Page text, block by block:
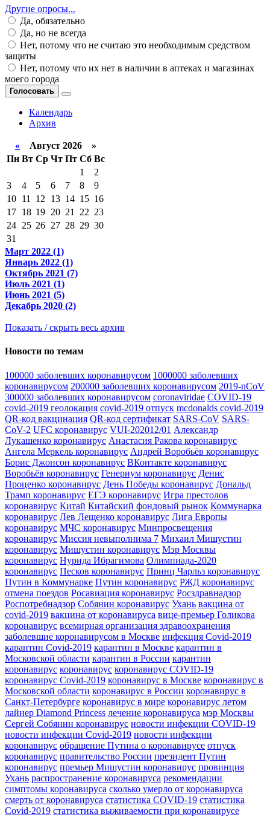
Другие опросы...
Да, обязательно
Да, но не всегда
Нет, потому что не считаю это необходимым средством
защиты
Нет, потому что их нет в наличии в аптеках и магазинах
моего города
Голосовать
Календарь
Архив
« Август 2026 »
Пн Вт Ср Чт Пт Сб Вс
1
2
3
4 5 6 7 8
9
10 11 12 13 14 15 16
17 18 19 20 21 22 23
24 25 26 27 28 29 30
31
Март 2022 (1)
Январь 2022 (1)
Октябрь 2021 (7)
Июль 2021 (1)
Июнь 2021 (5)
Декабрь 2020 (2)
Показать / скрыть весь архив
Новости по темам
100000 заболевших коронавирусом 1000000 заболевших
коронавирусом 200000 заболевших коронавирусом 2019-nCoV
300000 заболевших коронавирусом coronaviridae COVID-19
covid-2019 геолокация covid-2019 отпуск mcdonalds covid-2019
QR-код вакцинация QR-код сертификат SARS-CoV SARS-
CoV-2 UFC коронавирус VUI-202012/01 Александр
Лукашенко коронавирус Анастасия Ракова коронавирус
Ангела Меркель коронавирус Андрей Воробьёв коронавирус
Борис Джонсон коронавирус ВКонтакте коронавирус
Воробьёв коронавирус Генериум коронавирус Денис
Проценко коронавирус День Победы коронавирус Дональд
Трамп коронавирус ЕГЭ коронавирус Игра престолов
коронавирус Китай Китайский фондовый рынок Коммунарка
коронавирус Лев Лещенко коронавирус Лига Европы
коронавирус МЧС коронавирус Минпросвещения
коронавирус Миссия невыполнима 7 Михаил Мишустин
коронавирус Мишустин коронавирус Мэр Москвы
коронавирус Нурида Ибрагимова Олимпиада-2020
коронавирус Песков коронавирус Принц Чарльз коронавирус
Путин в Коммунарке Путин коронавирус РЖД коронавирус
отмена поездов Росавиация коронавирус Росздравнадзор
Роспотребнадзор Собянин коронавирус Ухань вакцина от
covid-2019 вакцина от коронавируса вице-премьер Голикова
коронавирус всемирная организация здравоохранения
заболевшие коронавирусом в Москве инфекция Covid-2019
карантин Covid-2019 карантин в Москве карантин в
Московской области карантин в России карантин
коронавирус коронавирус коронавирус COVID-19
коронавирус Covid-2019 коронавирус в Москве коронавирус в
Московской области коронавирус в России коронавирус в
Санкт-Петербурге коронавирус в мире коронавирус летом
лайнер Diamond Princess лечение коронавируса мэр Москвы
Сергей Собянин коронавирус новости инфекции COVID-19
новости инфекции Covid-2019 новости инфекции
коронавирус обращение Путина о коронавирусе отпуск
коронавирус правительство России президент Путин
коронавирус премьер Мишустин коронавирус провинция
Ухань распространение коронавируса рекомендации
симптомы коронавируса сколько умерло от коронавируса
смерть от коронавируса статистика COVID-19 статистика
Covid-2019 статистика выживаемости при коронавирусе